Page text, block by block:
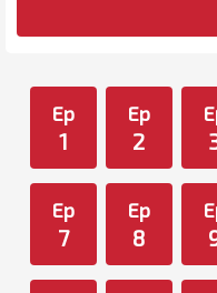
Ep
1
Ep
2
Ep
7
Ep
8